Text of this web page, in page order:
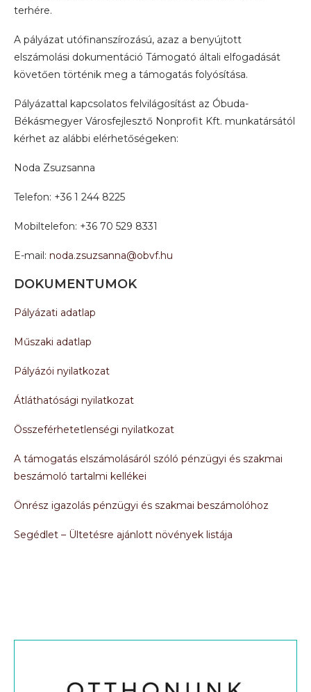
terhére.
A pályázat utófinanszírozású, azaz a benyújtott
elszámolási dokumentáció Támogató általi elfogadását
követően történik meg a támogatás folyósítása.
Pályázattal kapcsolatos felvilágosítást az Óbuda-
Békásmegyer Városfejlesztő Nonprofit Kft. munkatársától
kérhet az alábbi elérhetőségeken:
Noda Zsuzsanna
Telefon: +36 1 244 8225
Mobiltelefon: +36 70 529 8331
E-mail: noda.zsuzsanna@obvf.hu
DOKUMENTUMOK
Pályázati adatlap
Műszaki adatlap
Pályázói nyilatkozat
Átláthatósági nyilatkozat
Összeférhetetlenségi nyilatkozat
A támogatás elszámolásáról szóló pénzügyi és szakmai
beszámoló tartalmi kellékei
Önrész igazolás pénzügyi és szakmai beszámolóhoz
Segédlet – Ültetésre ajánlott növények listája